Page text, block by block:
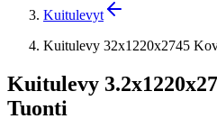
Kuitulevyt
Kuitulevy 32x1220x2745
Kuitulevy
Tuonti